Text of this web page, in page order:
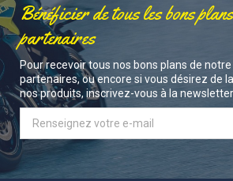
Bénéficier de tous les bons
partenaires
Pour recevoir tous nos bons plans de
partenaires, ou encore si vous désirez de
nos produits, inscrivez-vous à la newsletter.